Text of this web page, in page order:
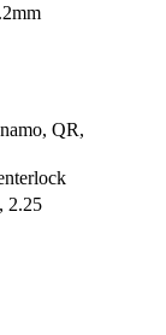
QR,
2.25